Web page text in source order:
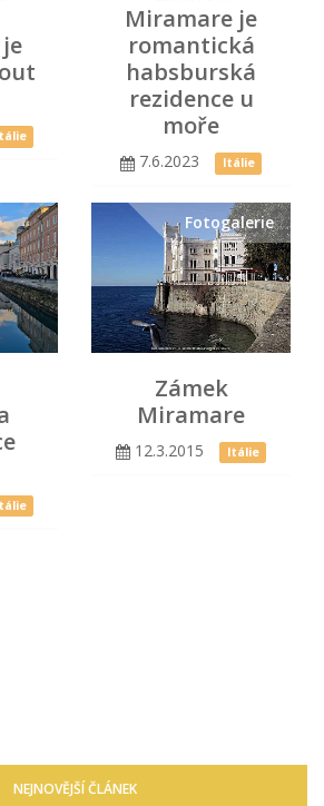
Miramare je
romantická
habsburská
rezidence u
moře
7.6.2023 Itálie
Fotogalerie
Zámek
Miramare
12.3.2015 Itálie
NEJNOVĚJŠÍ ČLÁNEK